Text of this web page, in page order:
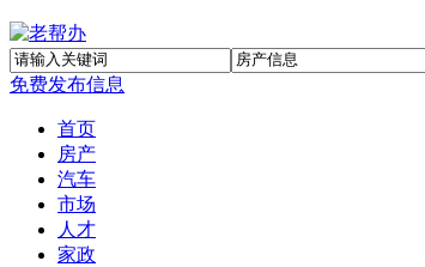
免费发布信息
首页
房产
汽车
市场
人才
家政